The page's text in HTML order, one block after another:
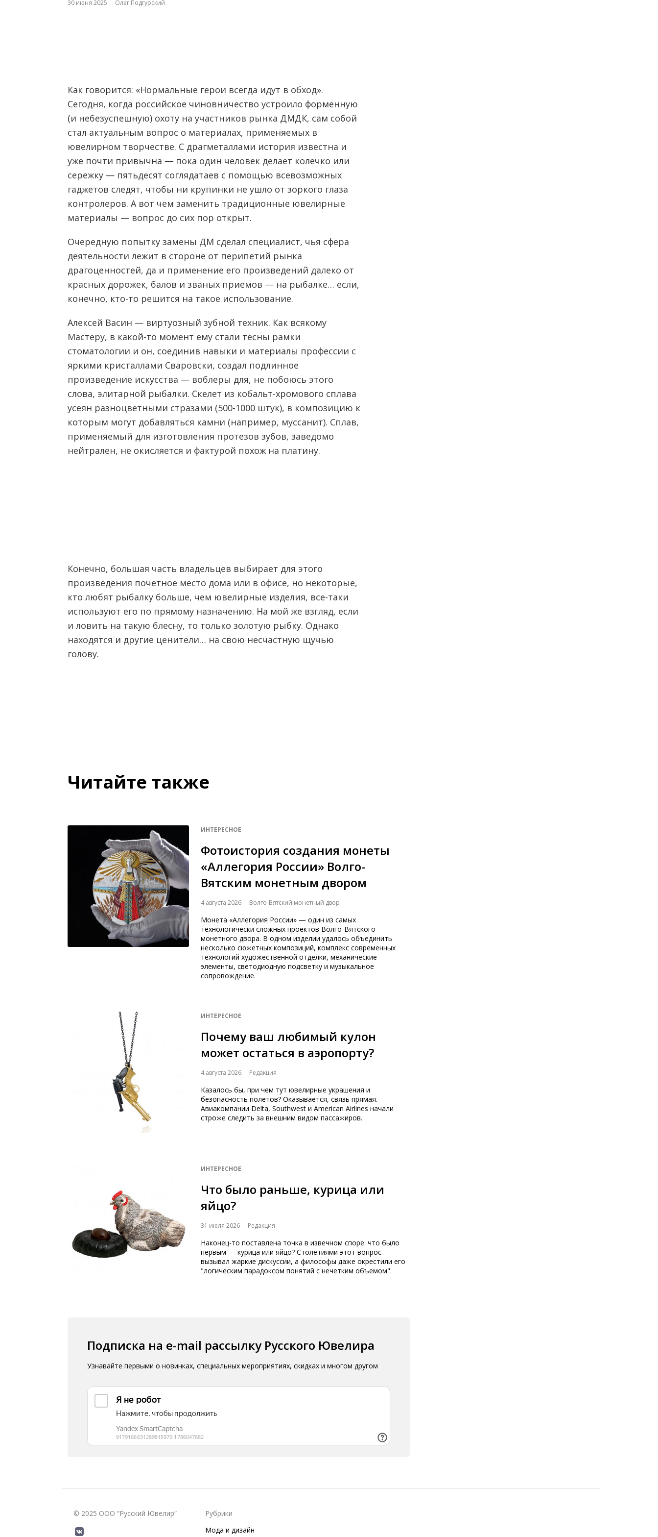
30 июня 2025 Олег Подгурский
Как говорится: «Нормальные герои всегда идут в обход».
Сегодня, когда российское чиновничество устроило форменную
(и небезуспешную) охоту на участников рынка ДМДК, сам собой
стал актуальным вопрос о материалах, применяемых в
ювелирном творчестве. С драгметаллами история известна и
уже почти привычна — пока один человек делает колечко или
сережку — пятьдесят соглядатаев с помощью всевозможных
гаджетов следят, чтобы ни крупинки не ушло от зоркого глаза
контролеров. А вот чем заменить традиционные ювелирные
материалы — вопрос до сих пор открыт.
Очередную попытку замены ДМ сделал специалист, чья сфера
деятельности лежит в стороне от перипетий рынка
драгоценностей, да и применение его произведений далеко от
красных дорожек, балов и званых приемов — на рыбалке… если,
конечно, кто-то решится на такое использование.
Алексей Васин — виртуозный зубной техник. Как всякому
Мастеру, в какой-то момент ему стали тесны рамки
стоматологии и он, соединив навыки и материалы профессии с
яркими кристаллами Сваровски, создал подлинное
произведение искусства — воблеры для, не побоюсь этого
слова, элитарной рыбалки. Скелет из кобальт-хромового сплава
усеян разноцветными стразами (500-1000 штук), в композицию к
которым могут добавляться камни (например, муссанит). Сплав,
применяемый для изготовления протезов зубов, заведомо
нейтрален, не окисляется и фактурой похож на платину.
Конечно, большая часть владельцев выбирает для этого
произведения почетное место дома или в офисе, но некоторые,
кто любят рыбалку больше, чем ювелирные изделия, все-таки
используют его по прямому назначению. На мой же взгляд, если
и ловить на такую блесну, то только золотую рыбку. Однако
находятся и другие ценители… на свою несчастную щучью
голову.
Читайте также
ИНТЕРЕСНОЕ
Фотоистория создания монеты
«Аллегория России» Волго-
Вятским монетным двором
4 августа 2026 Волго-Вятский монетный двор
Монета «Аллегория России» — один из самых
технологически сложных проектов Волго-Вятского
монетного двора. В одном изделии удалось объединить
несколько сюжетных композиций, комплекс современных
технологий художественной отделки, механические
элементы, светодиодную подсветку и музыкальное
сопровождение.
ИНТЕРЕСНОЕ
Почему ваш любимый кулон
может остаться в аэропорту?
4 августа 2026 Редакция
Казалось бы, при чем тут ювелирные украшения и
безопасность полетов? Оказывается, связь прямая.
Авиакомпании Delta, Southwest и American Airlines начали
строже следить за внешним видом пассажиров.
ИНТЕРЕСНОЕ
Что было раньше, курица или
яйцо?
31 июля 2026 Редакция
Наконец-то поставлена точка в извечном споре: что было
первым — курица или яйцо? Столетиями этот вопрос
вызывал жаркие дискуссии, а философы даже окрестили его
"логическим парадоксом понятий с нечетким объемом".
Подписка на e-mail рассылку Русского Ювелира
Узнавайте первыми о новинках, специальных мероприятиях, скидках и многом другом
© 2025 ООО “Русский Ювелир”
Рубрики
Мода и дизайн